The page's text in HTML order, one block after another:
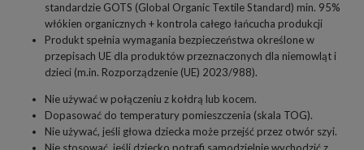
standardzie GOTS (Global Organic Textile Standard) min. 95%
włókien organicznych + kontrola całego łańcucha produkcji
Produkt spełnia wymagania bezpieczeństwa określone w
przepisach UE dla produktów przeznaczonych dla niemowląt i
dzieci (m.in. Rozporządzenie (UE) 2023/988).
Nie używać w połączeniu z kołdrą lub kocem.
Dopasować do temperatury pomieszczenia (skala TOG).
Nie używać, jeśli głowa dziecka może przejść przez otwór szyi.